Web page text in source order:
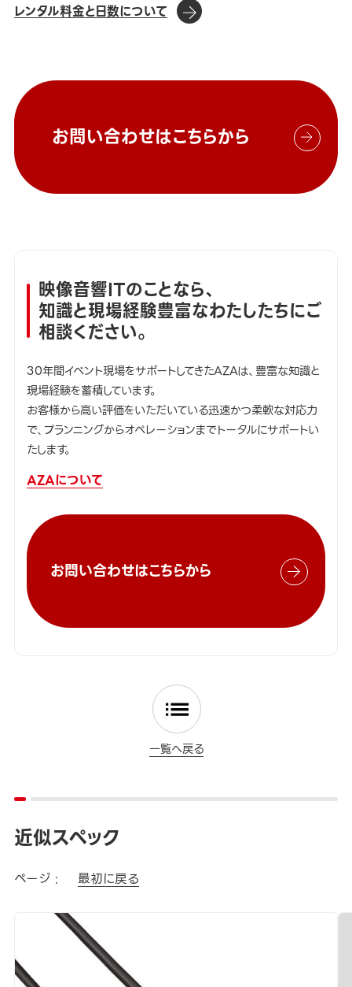
レンタル料金と日数について
お問い合わせはこちらから
映像音響ITのことなら、
知識と現場経験豊富なわたしたちにご
相談ください。
30年間イベント現場をサポートしてきたAZAは、豊富な知識と
現場経験を蓄積しています。
お客様から高い評価をいただいている迅速かつ柔軟な対応力
で、プランニングからオペレーションまでトータルにサポートい
たします。
AZAについて
お問い合わせはこちらから
一覧へ戻る
近似スペック
ページ : 最初に戻る